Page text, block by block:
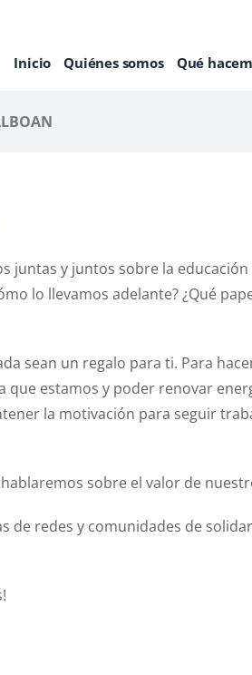
Inicio Quiénes somos Qué
juntas y juntos sobre la
lo llevamos adelante? ¿Qué
sean un regalo para ti. Para
estamos y poder renovar
la motivación para seguir
hablaremos sobre el valor de
de redes y comunidades de